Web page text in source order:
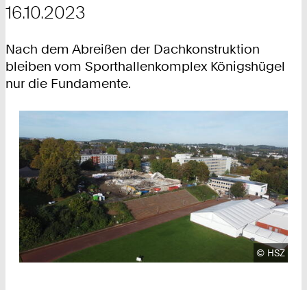
16.10.2023
Nach dem Abreißen der Dachkonstruktion
bleiben vom Sporthallenkomplex Königshügel
nur die Fundamente.
© HSZ